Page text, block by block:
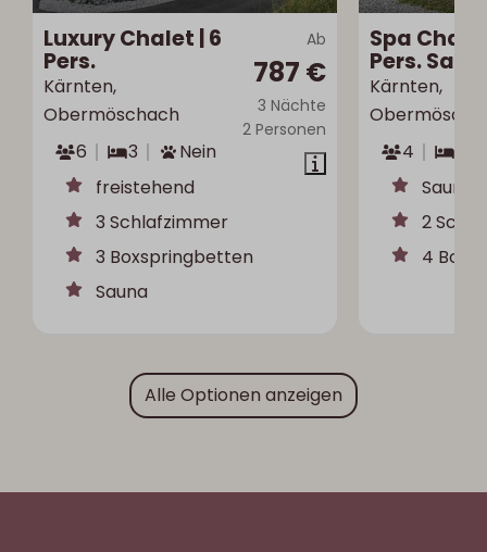
Ab
787 €
3 Nächte
2 Personen
Luxury Chalet | 6
Pers.
Kärnten,
Obermöschach
6
3
Nein
freistehend
3 Schlafzimmer
3 Boxspringbetten
Sauna
Spa
Pers.
Kärnten,
4
Sauna
2
4
Alle Optionen anzeigen